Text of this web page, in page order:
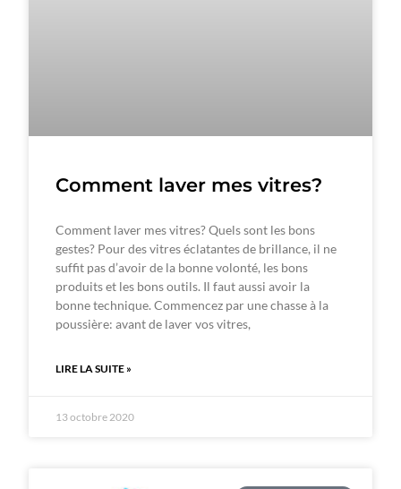
Comment laver mes vitres?
Comment laver mes vitres? Quels sont les bons
gestes? Pour des vitres éclatantes de brillance, il ne
suffit pas d’avoir de la bonne volonté, les bons
produits et les bons outils. Il faut aussi avoir la
bonne technique. Commencez par une chasse à la
poussière: avant de laver vos vitres,
LIRE LA SUITE »
13 octobre 2020